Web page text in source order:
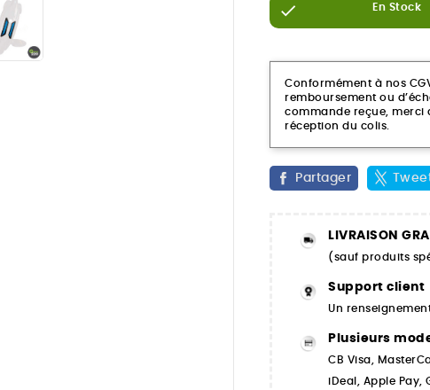
 En Stock
Conformément à nos
remboursement ou
commande reçue, merci
réception du colis.
Partager
LIVRAISON
(sauf produits
Support client
Un
Plusieurs
CB Visa,
iDeal, Apple Pay,